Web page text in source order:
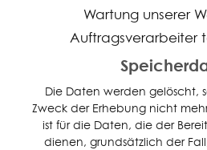
Wartung unserer
Auftragsverarbeiter
Die Daten werden gelöscht,
Zweck der Erhebung nicht
ist für die Daten, die der
dienen, grundsätzlich der